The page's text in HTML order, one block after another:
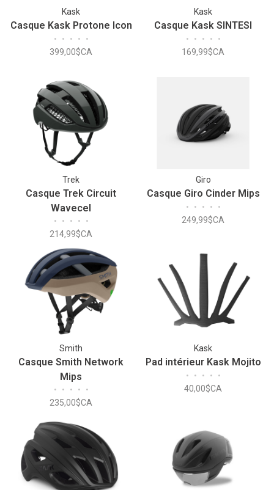
Kask
Casque Kask Protone Icon
• • • • •
399,00$CA
Kask
Casque Kask SINTESI
• • • • •
169,99$CA
Trek
Casque Trek Circuit
Wavecel
• • • • •
214,99$CA
Giro
Casque Giro Cinder Mips
• • • • •
249,99$CA
Smith
Casque Smith Network
Mips
• • • • •
235,00$CA
Kask
Pad intérieur Kask Mojito
• • • • •
40,00$CA